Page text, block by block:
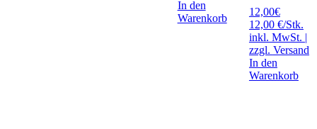
In den
Warenkorb
12,00€
12,00 €/Stk.
inkl. MwSt. |
zzgl. Versand
In den
Warenkorb